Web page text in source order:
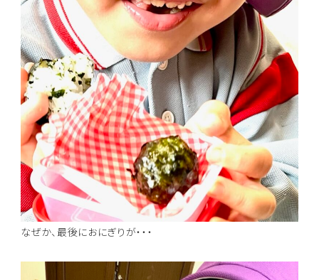
なぜか、最後におにぎりが・・・